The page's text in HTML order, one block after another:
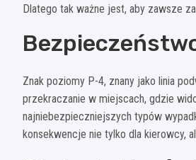
Dlatego tak ważne jest, aby zawsze
Znak poziomy P-4, znany jako linia
przekraczanie w miejscach, gdzie
najniebezpieczniejszych typów
konsekwencje nie tylko dla kierowcy,